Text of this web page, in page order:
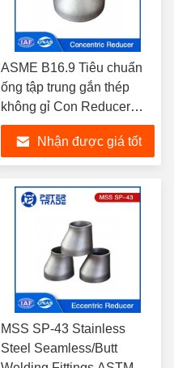
ASME B16.9 Tiêu chuẩn
ống tập trung gắn thép
không gỉ Con Reducer
Sch 40 cho ngành công
nghiệp dầu khí
Nhận được giá tốt
MSS SP-43 Stainless
Steel Seamless/Butt